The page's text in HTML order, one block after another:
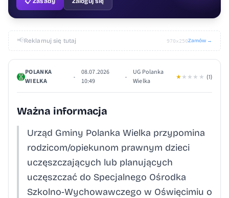
📢Reklamuj się tutaj 970×250Zamów →
POLANKA
WIELKA
•
08.07.2026
10:49
•
UG Polanka
Wielka
★ ★ ★ ★ ★ (1)
Ważna informacja
Urząd Gminy Polanka Wielka przypomina
rodzicom/opiekunom prawnym dzieci
uczęszczających lub planujących
uczęszczać do Specjalnego Ośrodka
Szkolno-Wychowawczego w Oświęcimiu o